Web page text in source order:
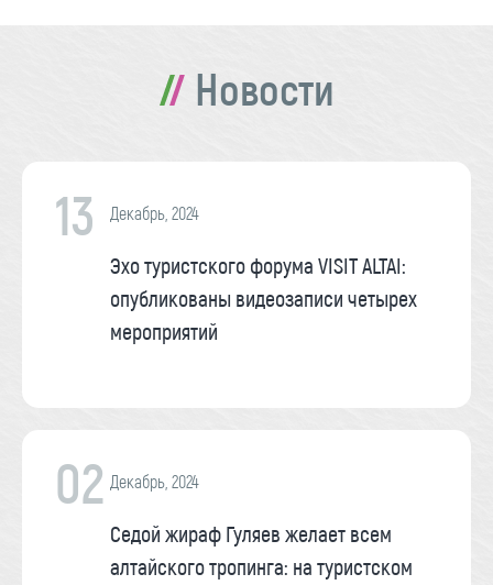
Новости
13 Декабрь, 2024
Эхо туристского форума VISIT ALTAI:
опубликованы видеозаписи четырех
мероприятий
02 Декабрь, 2024
Седой жираф Гуляев желает всем
алтайского тропинга: на туристском